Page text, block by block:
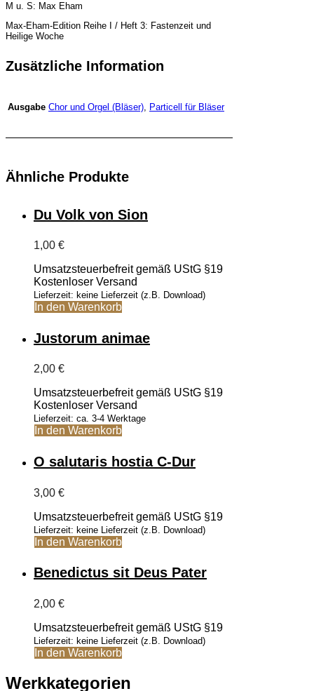
M u. S: Max Eham
Max-Eham-Edition Reihe I / Heft 3: Fastenzeit und
Heilige Woche
Zusätzliche Information
Ausgabe Chor und Orgel (Bläser), Particell für Bläser
Ähnliche Produkte
Du Volk von Sion
1,00 €
Umsatzsteuerbefreit gemäß UStG §19
Kostenloser Versand
Lieferzeit: keine Lieferzeit (z.B. Download)
In den Warenkorb
Justorum animae
2,00 €
Umsatzsteuerbefreit gemäß UStG §19
Kostenloser Versand
Lieferzeit: ca. 3-4 Werktage
In den Warenkorb
O salutaris hostia C-Dur
3,00 €
Umsatzsteuerbefreit gemäß UStG §19
Lieferzeit: keine Lieferzeit (z.B. Download)
In den Warenkorb
Benedictus sit Deus Pater
2,00 €
Umsatzsteuerbefreit gemäß UStG §19
Lieferzeit: keine Lieferzeit (z.B. Download)
In den Warenkorb
Werkkategorien